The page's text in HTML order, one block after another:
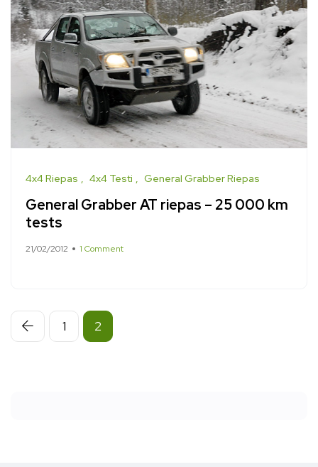
4x4 Riepas 4x4 Testi General Grabber Riepas
General Grabber AT riepas – 25 000 km
tests
21/02/2012 1 Comment
1 2